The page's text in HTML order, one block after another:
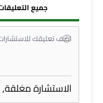
جميع
الاستشارة مغلقة,